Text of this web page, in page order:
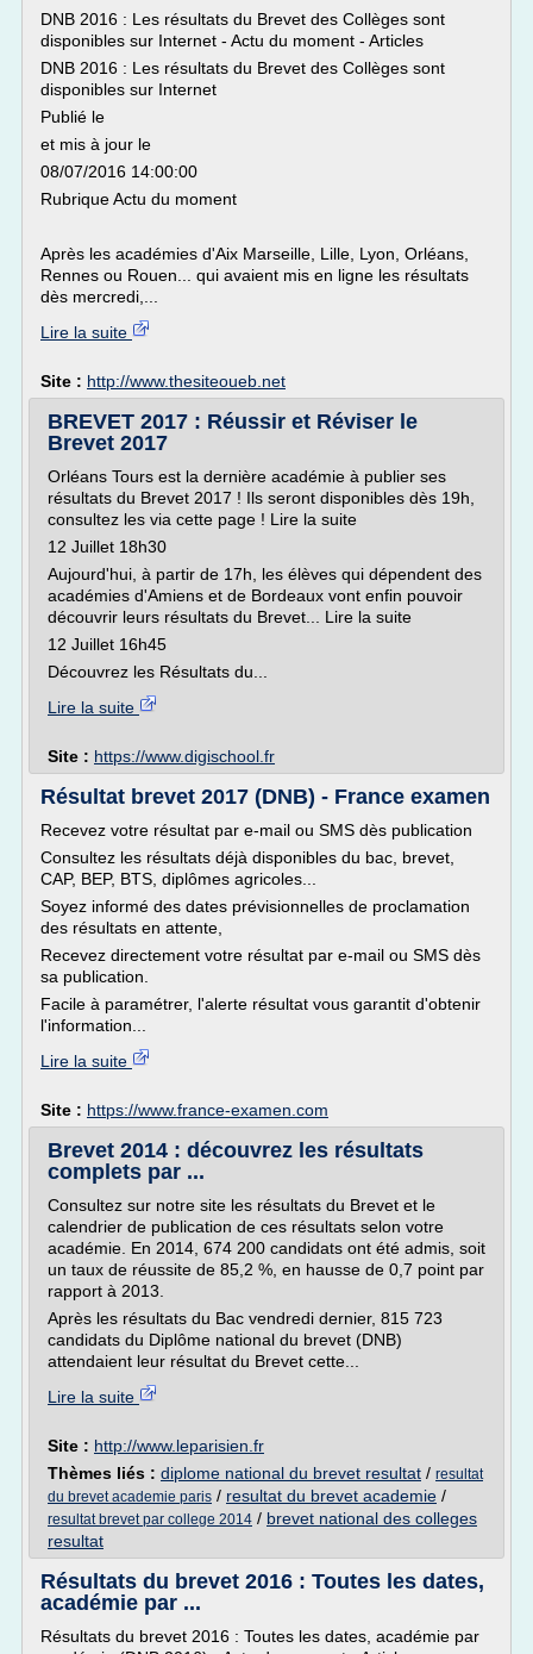
DNB 2016 : Les résultats du Brevet des Collèges sont
disponibles sur Internet - Actu du moment - Articles
DNB 2016 : Les résultats du Brevet des Collèges sont
disponibles sur Internet
Publié le
et mis à jour le
08/07/2016 14:00:00
Rubrique Actu du moment
Après les académies d'Aix Marseille, Lille, Lyon, Orléans,
Rennes ou Rouen... qui avaient mis en ligne les résultats
dès mercredi,...
Lire la suite
Site : http://www.thesiteoueb.net
BREVET 2017 : Réussir et Réviser le
Brevet 2017
Orléans Tours est la dernière académie à publier ses
résultats du Brevet 2017 ! Ils seront disponibles dès 19h,
consultez les via cette page ! Lire la suite
12 Juillet 18h30
Aujourd'hui, à partir de 17h, les élèves qui dépendent des
académies d'Amiens et de Bordeaux vont enfin pouvoir
découvrir leurs résultats du Brevet... Lire la suite
12 Juillet 16h45
Découvrez les Résultats du...
Lire la suite
Site : https://www.digischool.fr
Résultat brevet 2017 (DNB) - France examen
Recevez votre résultat par e-mail ou SMS dès publication
Consultez les résultats déjà disponibles du bac, brevet,
CAP, BEP, BTS, diplômes agricoles...
Soyez informé des dates prévisionnelles de proclamation
des résultats en attente,
Recevez directement votre résultat par e-mail ou SMS dès
sa publication.
Facile à paramétrer, l'alerte résultat vous garantit d'obtenir
l'information...
Lire la suite
Site : https://www.france-examen.com
Brevet 2014 : découvrez les résultats
complets par ...
Consultez sur notre site les résultats du Brevet et le
calendrier de publication de ces résultats selon votre
académie. En 2014, 674 200 candidats ont été admis, soit
un taux de réussite de 85,2 %, en hausse de 0,7 point par
rapport à 2013.
Après les résultats du Bac vendredi dernier, 815 723
candidats du Diplôme national du brevet (DNB)
attendaient leur résultat du Brevet cette...
Lire la suite
Site : http://www.leparisien.fr
Thèmes liés : diplome national du brevet resultat / resultat
du brevet academie paris / resultat du brevet academie /
resultat brevet par college 2014 / brevet national des colleges
resultat
Résultats du brevet 2016 : Toutes les dates,
académie par ...
Résultats du brevet 2016 : Toutes les dates, académie par